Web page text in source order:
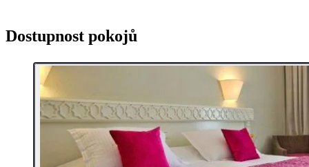
Dostupnost pokojů